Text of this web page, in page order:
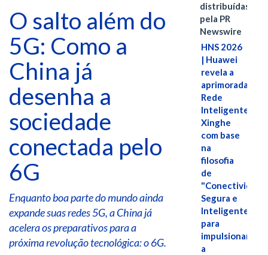
O salto além do
5G: Como a
China já
desenha a
sociedade
conectada pelo
6G
Enquanto boa parte do mundo ainda
expande suas redes 5G, a China já
acelera os preparativos para a
próxima revolução tecnológica: o 6G.
distribuídas
pela PR
Newswire
HNS 2026
| Huawei
revela a
aprimorada
Rede
Inteligente
Xinghe
com base
na
filosofia
de
"Conectividade
Segura e
Inteligente"
para
impulsionar
a